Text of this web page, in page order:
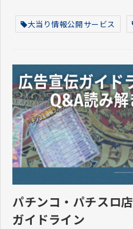
大当り情報公開サービス
パチンコ・パチスロ
ガイドライン